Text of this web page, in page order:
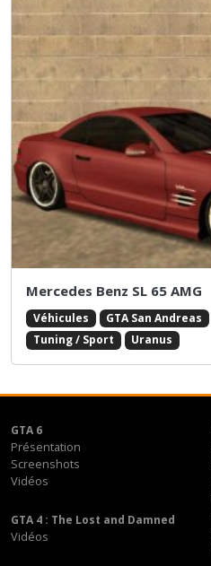
Mercedes Benz SL 65 AMG
Véhicules GTA San Andreas
Tuning / Sport
Uranus
GTA 6
Présentation
Screenshots
Vidéos
GTA 4 : The Lost and Damned
Vidéos